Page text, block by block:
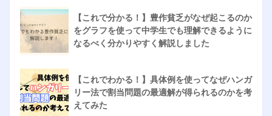
【これで分かる！】豊作貧乏がなぜ起こるのか
をグラフを使って中学生でも理解できるように
なるべく分かりやすく解説しました
【これでわかる！】具体例を使ってなぜハンガ
リー法で割当問題の最適解が得られるのかを考
えてみた